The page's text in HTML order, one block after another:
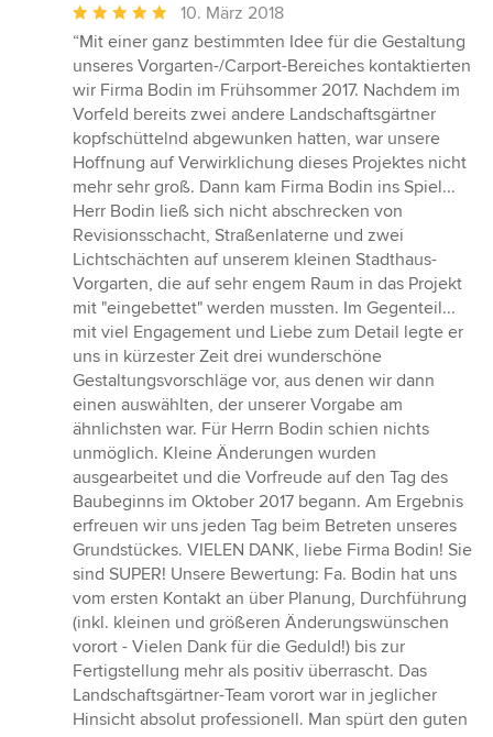
Durchschnittliche
Bewertung:
5
von
5
Sternen
10. März 2018
“Mit einer ganz bestimmten Idee für die Gestaltung
unseres Vorgarten-/Carport-Bereiches kontaktierten
wir Firma Bodin im Frühsommer 2017. Nachdem im
Vorfeld bereits zwei andere Landschaftsgärtner
kopfschüttelnd abgewunken hatten, war unsere
Hoffnung auf Verwirklichung dieses Projektes nicht
mehr sehr groß. Dann kam Firma Bodin ins Spiel...
Herr Bodin ließ sich nicht abschrecken von
Revisionsschacht, Straßenlaterne und zwei
Lichtschächten auf unserem kleinen Stadthaus-
Vorgarten, die auf sehr engem Raum in das Projekt
mit "eingebettet" werden mussten. Im Gegenteil...
mit viel Engagement und Liebe zum Detail legte er
uns in kürzester Zeit drei wunderschöne
Gestaltungsvorschläge vor, aus denen wir dann
einen auswählten, der unserer Vorgabe am
ähnlichsten war. Für Herrn Bodin schien nichts
unmöglich. Kleine Änderungen wurden
ausgearbeitet und die Vorfreude auf den Tag des
Baubeginns im Oktober 2017 begann. Am Ergebnis
erfreuen wir uns jeden Tag beim Betreten unseres
Grundstückes. VIELEN DANK, liebe Firma Bodin! Sie
sind SUPER! Unsere Bewertung: Fa. Bodin hat uns
vom ersten Kontakt an über Planung, Durchführung
(inkl. kleinen und größeren Änderungswünschen
vorort - Vielen Dank für die Geduld!) bis zur
Fertigstellung mehr als positiv überrascht. Das
Landschaftsgärtner-Team vorort war in jeglicher
Hinsicht absolut professionell. Man spürt den guten